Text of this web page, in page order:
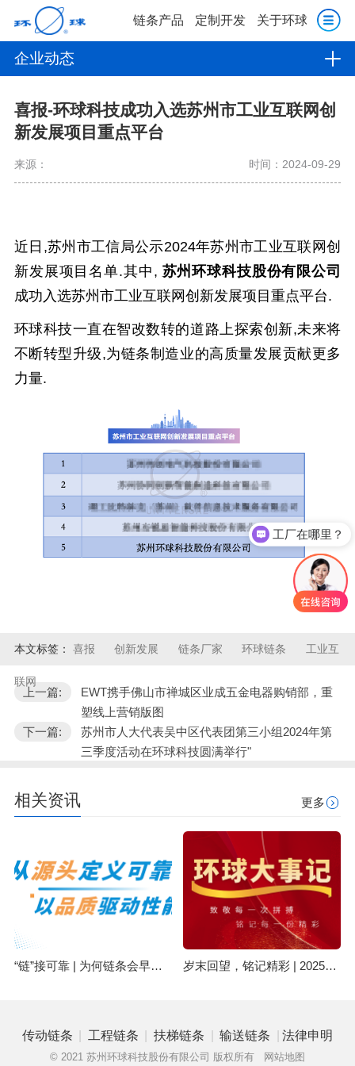
链条产品 定制开发 关于环球
企业动态
喜报-环球科技成功入选苏州市工业互联网创
新发展项目重点平台
来源： 时间：2024-09-29
近日,苏州市工信局公示2024年苏州市工业互联网创
新发展项目名单.其中, 苏州环球科技股份有限公司
成功入选苏州市工业互联网创新发展项目重点平台.
环球科技一直在智改数转的道路上探索创新,未来将
不断转型升级,为链条制造业的高质量发展贡献更多
力量.
本文标签： 喜报 创新发展 链条厂家 环球链条 工业互
联网
上一篇:
EWT携手佛山市禅城区业成五金电器购销部，重
塑线上营销版图
下一篇:
苏州市人大代表吴中区代表团第三小组2024年第
三季度活动在环球科技圆满举行"
相关资讯 更多
“链”接可靠 | 为何链条会早期失效？可能与原材料有关 岁末回望，铭记精彩 | 2025环球集团精彩回顾
传动链条 | 工程链条 | 扶梯链条 | 输送链条 | 法律申明
© 2021 苏州环球科技股份有限公司 版权所有 网站地图
工厂在哪里？